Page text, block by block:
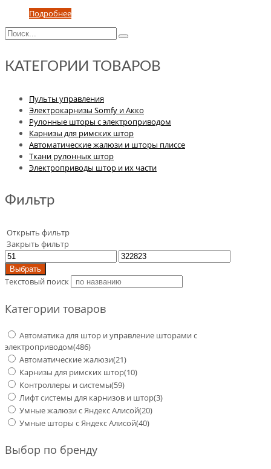
Подробнее
КАТЕГОРИИ ТОВАРОВ
Пульты управления
Электрокарнизы Somfy и Акко
Рулонные шторы с электроприводом
Карнизы для римских штор
Автоматические жалюзи и шторы плиссе
Ткани рулонных штор
Электроприводы штор и их части
Фильтр
Открыть фильтр
Закрыть фильтр
Выбрать
Текстовый поиск
Категории товаров
Автоматика для штор и управление шторами с
электроприводом(486)
Автоматические жалюзи(21)
Карнизы для римских штор(10)
Контроллеры и системы(59)
Лифт системы для карнизов и штор(3)
Умные жалюзи с Яндекс Алисой(20)
Умные шторы с Яндекс Алисой(40)
Выбор по бренду